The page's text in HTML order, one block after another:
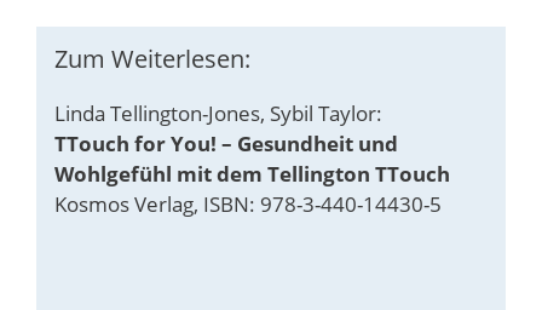
Zum Weiterlesen:
Linda Tellington-Jones, Sybil Taylor:
TTouch for You! – Gesundheit und
Wohlgefühl mit dem Tellington TTouch
Kosmos Verlag, ISBN: 978-3-440-14430-5